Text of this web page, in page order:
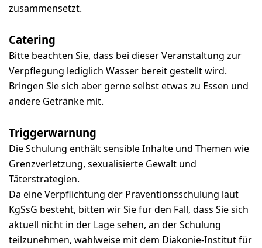
zusammensetzt.
Catering
Bitte beachten Sie, dass bei dieser Veranstaltung zur
Verpflegung lediglich Wasser bereit gestellt wird.
Bringen Sie sich aber gerne selbst etwas zu Essen und
andere Getränke mit.
Triggerwarnung
Die Schulung enthält sensible Inhalte und Themen wie
Grenzverletzung, sexualisierte Gewalt und
Täterstrategien.
Da eine Verpflichtung der Präventionsschulung laut
KgSsG besteht, bitten wir Sie für den Fall, dass Sie sich
aktuell nicht in der Lage sehen, an der Schulung
teilzunehmen, wahlweise mit dem Diakonie-Institut für